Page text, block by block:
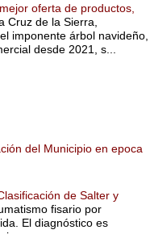
oferta de productos,
Cruz de la Sierra,
imponente árbol navideño,
desde 2021, s...
del Municipio en epoca
de Salter y
fisario por
El diagnóstico es